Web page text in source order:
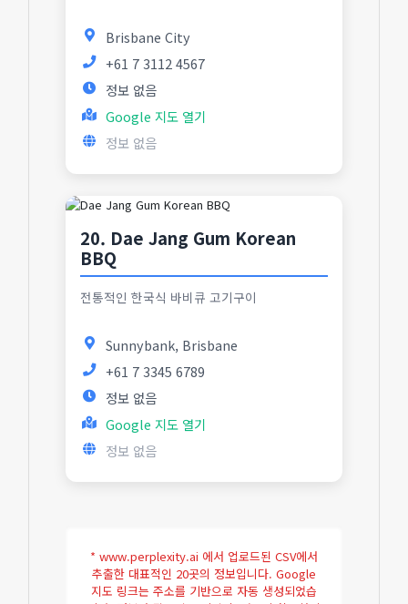
Brisbane City
+61 7 3112 4567
정보 없음
Google 지도 열기
정보 없음
20. Dae Jang Gum Korean
BBQ
전통적인 한국식 바비큐 고기구이
Sunnybank, Brisbane
+61 7 3345 6789
정보 없음
Google 지도 열기
정보 없음
* www.perplexity.ai 에서 업로드된 CSV에서
추출한 대표적인 20곳의 정보입니다. Google
지도 링크는 주소를 기반으로 자동 생성되었습